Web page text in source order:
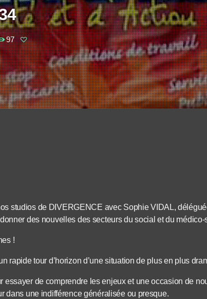
97
studios de DIVERGENCE avec Sophie VIDAL,
des nouvelles des secteurs du social et du médico-
!
rapide tour d’horizon d’une situation de plus en plus
essayer de comprendre les enjeux et une occasion de
dans une indifférence généralisée ou presque.